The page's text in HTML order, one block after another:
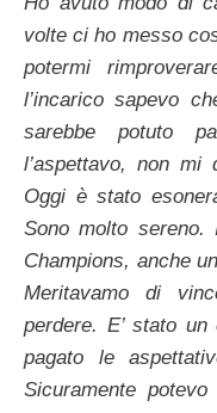
volte ci ho messo
potermi
l’incarico sapevo
sarebbe potuto
l’aspettavo, non
Oggi è stato
Sono molto
Champions, anche
Meritavamo di
perdere. E’ stato
pagato le
Sicuramente